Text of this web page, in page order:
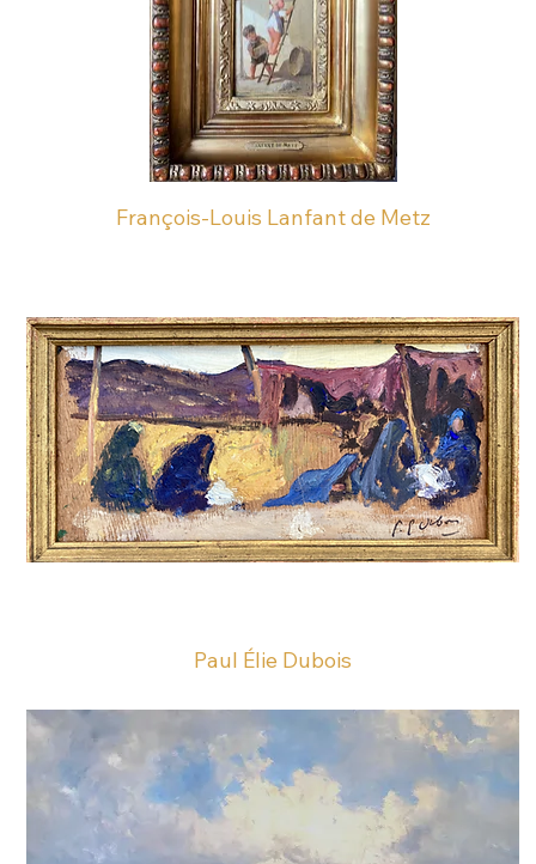
François-Louis Lanfant de Metz
Paul Élie Dubois